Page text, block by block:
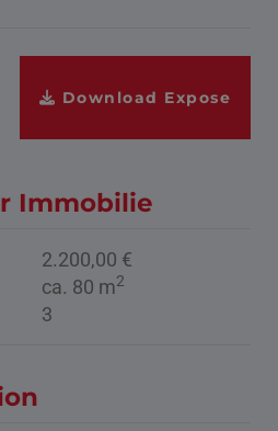
Download Expose
Immobilie
2.200,00 €
ca. 80 m2
3